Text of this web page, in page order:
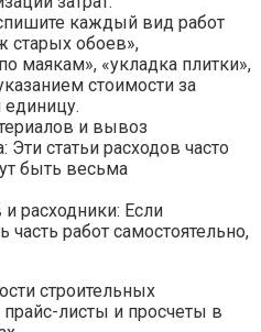
каждый вид работ
старых обоев»,
маякам», «укладка плитки»,
стоимости за
и вывоз
Эти статьи расходов часто
быть весьма
расходники: Если
часть работ самостоятельно,
строительных
листы и просчеты в